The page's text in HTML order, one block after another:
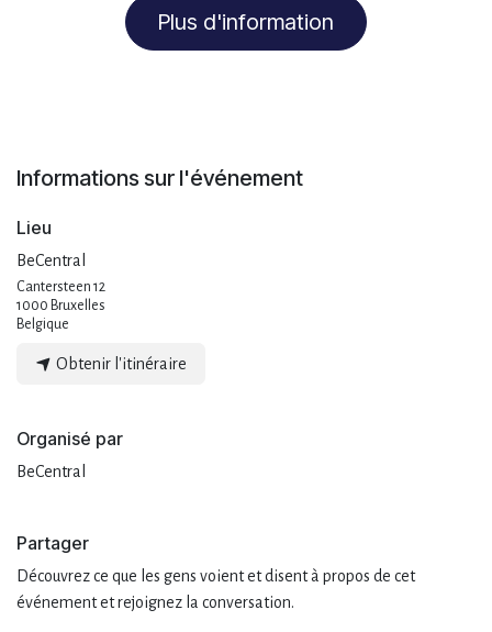
Plus d'information
Informations sur l'événement
Lieu
BeCentral
Cantersteen 12
1000 Bruxelles
Belgique
Obtenir l'itinéraire
Organisé par
BeCentral
Partager
Découvrez ce que les gens voient et disent à propos de cet
événement et rejoignez la conversation.